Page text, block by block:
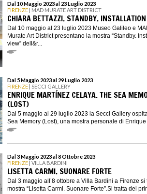
Dal 10 Maggio 2023 al 23 Luglio 2023
FIRENZE | MAD MURATE ART DISTRICT
CHIARA BETTAZZI. STANDBY.
Dal 10 maggio al 23 luglio 2023 Museo Galileo e
Murate Art District presentano la mostra “Standby.
view” dell&r...
Dal 5 Maggio 2023 al 29 Luglio 2023
FIRENZE | SECCI GALLERY
ENRIQUE MARTÍNEZ CELAYA. THE SEA
(LOST)
Dal 5 maggio al 29 luglio 2023 la Secci Gallery
Sea Memory (Lost), una mostra personale di Enrique
Dal 3 Maggio 2023 al 8 Ottobre 2023
FIRENZE | VILLA BARDINI
LISETTA CARMI. SUONARE FORTE
Dal 3 maggio all’8 ottobre a Villa Bardini a Firenze si
mostra “Lisetta Carmi. Suonare Forte”.Si tratta del